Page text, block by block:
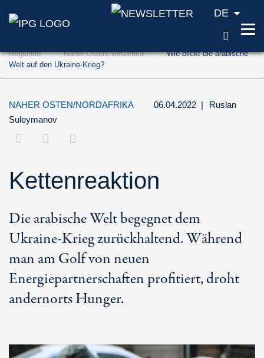
Zum Inhalt springen (Accesskey '1')
Zur Suche springen (Accesskey '2')
DE
Regionen Naher Osten/Nordafrika
Wie blickt die arabische
Welt auf den Ukraine-Krieg?
NAHER OSTEN/NORDAFRIKA 06.04.2022 |
Ruslan
Suleymanov
Kettenreaktion
Die arabische Welt begegnet dem
Ukraine-Krieg zurückhaltend. Während
man am Golf von neuen
Energiepartnerschaften profitiert, droht
andernorts Hunger.